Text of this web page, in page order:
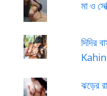
মা ও
দিদির
ঝড়ের